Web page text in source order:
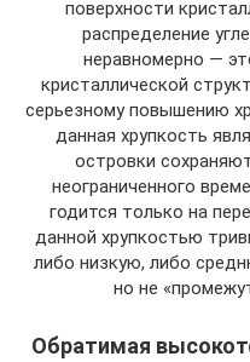
поверхности
распределение
неравномерно —
кристаллической
серьезному повышению
данная хрупкость
островки
неограниченного
годится только на
данной хрупкостью
либо низкую, либо
но не
Обратимая